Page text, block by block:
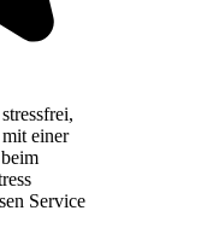
einer
Service